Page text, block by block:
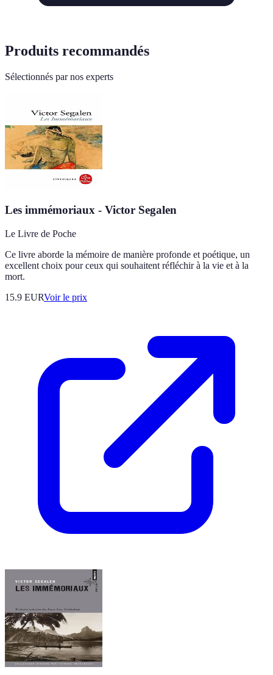
Produits recommandés
Sélectionnés par nos experts
Les immémoriaux - Victor Segalen
Le Livre de Poche
Ce livre aborde la mémoire de manière profonde et poétique, un
excellent choix pour ceux qui souhaitent réfléchir à la vie et à la
mort.
15.9 EURVoir le prix